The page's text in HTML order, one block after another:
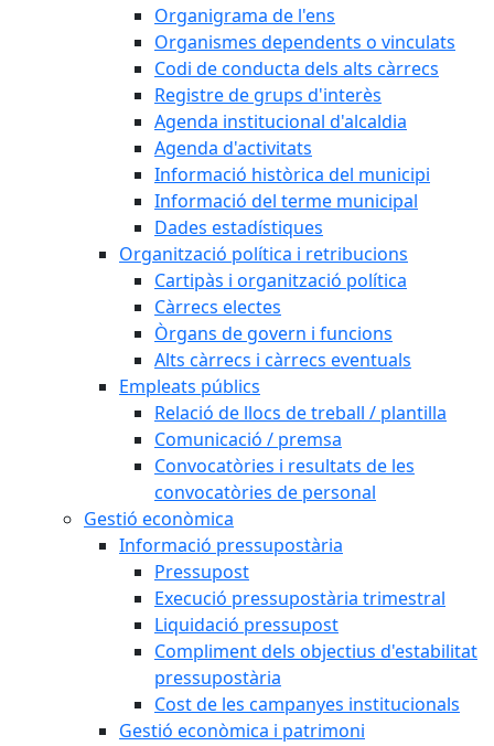
Organigrama de l'ens
Organismes dependents o vinculats
Codi de conducta dels alts càrrecs
Registre de grups d'interès
Agenda institucional d'alcaldia
Agenda d'activitats
Informació històrica del municipi
Informació del terme municipal
Dades estadístiques
Organització política i retribucions
Cartipàs i organització política
Càrrecs electes
Òrgans de govern i funcions
Alts càrrecs i càrrecs eventuals
Empleats públics
Relació de llocs de treball / plantilla
Comunicació / premsa
Convocatòries i resultats de les
convocatòries de personal
Gestió econòmica
Informació pressupostària
Pressupost
Execució pressupostària trimestral
Liquidació pressupost
Compliment dels objectius d'estabilitat
pressupostària
Cost de les campanyes institucionals
Gestió econòmica i patrimoni